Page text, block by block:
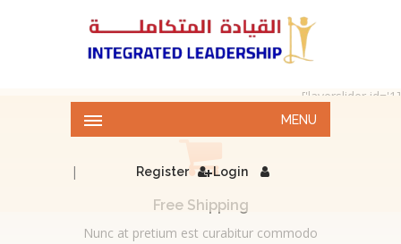
MENU
Login
| Register
[layerslider id='1']
Free Shipping
Nunc at pretium est curabitur commodo